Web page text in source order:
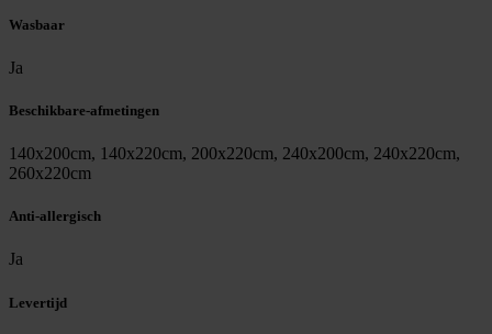
Wasbaar
Ja
Beschikbare-afmetingen
140x200cm, 140x220cm, 200x220cm, 240x200cm, 240x220cm,
260x220cm
Anti-allergisch
Ja
Levertijd